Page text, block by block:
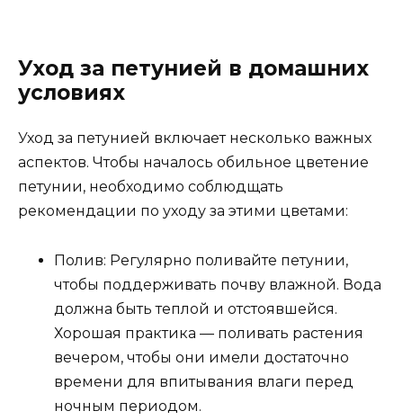
Уход за петунией в домашних
условиях
Уход за петунией включает несколько важных
аспектов. Чтобы началось обильное цветение
петунии, необходимо соблюдщать
рекомендации по уходу за этими цветами:
Полив: Регулярно поливайте петунии,
чтобы поддерживать почву влажной. Вода
должна быть теплой и отстоявшейся.
Хорошая практика — поливать растения
вечером, чтобы они имели достаточно
времени для впитывания влаги перед
ночным периодом.